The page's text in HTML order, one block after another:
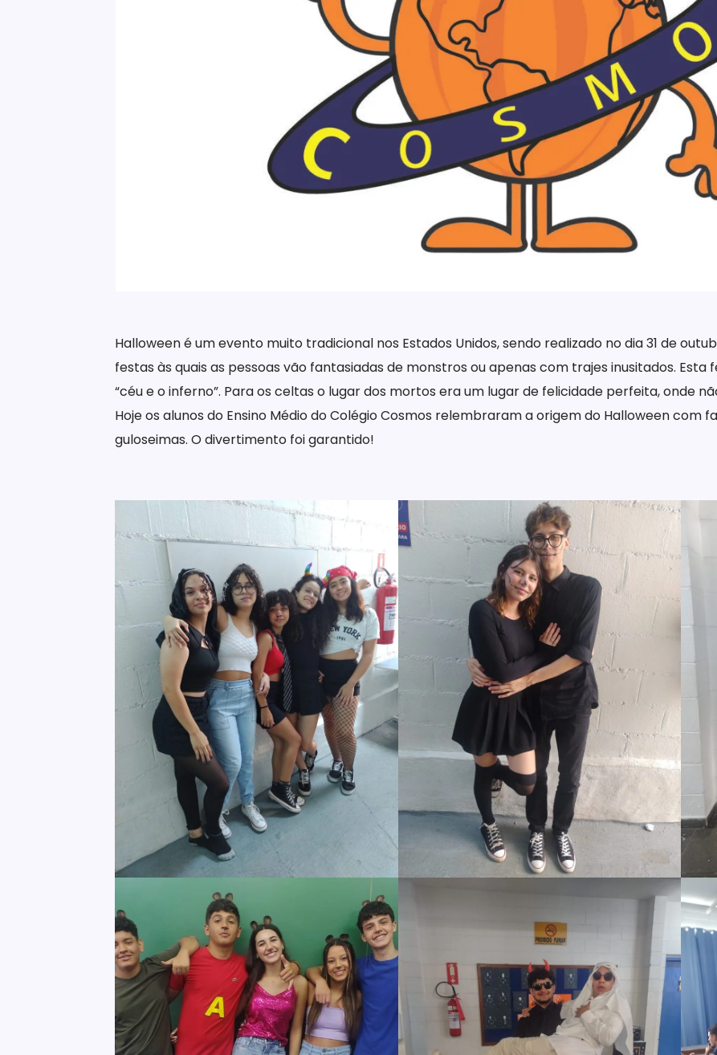
Halloween é um evento muito tradicional nos Estados Unidos, sendo realizado no dia 31 de
festas às quais as pessoas vão fantasiadas de monstros ou apenas com trajes inusitados.
“céu e o inferno”. Para os celtas o lugar dos mortos era um lugar de felicidade perfeita, onde
Hoje os alunos do Ensino Médio do Colégio Cosmos relembraram a origem do Halloween com
guloseimas. O divertimento foi garantido!